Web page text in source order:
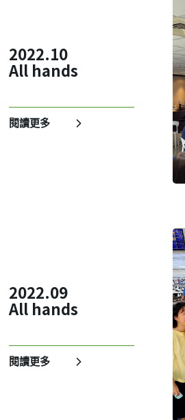
2022.10
All hands
閱讀更多
2022.09
All hands
閱讀更多